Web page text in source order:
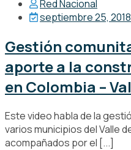
Red Nacional
septiembre 25, 2018
Gestión
aporte a la
en Colombia –
Este video habla de la
varios municipios del Valle
acompañados por el [...]